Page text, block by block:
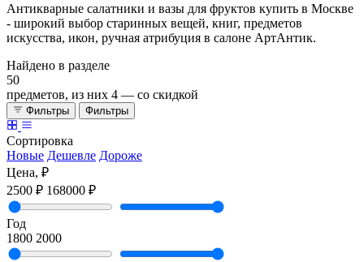
Антикварные салатники и вазы для фруктов купить в Москве
- широкий выбор старинных вещей, книг, предметов
искусства, икон, ручная атрибуция в салоне АртАнтик.
Найдено в разделе
50
предметов, из них 4 — со скидкой
Фильтры Фильтры
Сортировка
Новые Дешевле Дороже
Цена, ₽
2500 ₽ 168000 ₽
Год
1800 2000